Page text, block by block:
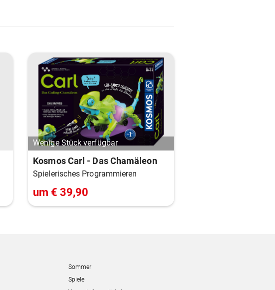
Wenige Stück verfügbar
Kosmos Carl - Das Chamäleon
Spielerisches Programmieren
um € 39,90
Sommer
Spiele